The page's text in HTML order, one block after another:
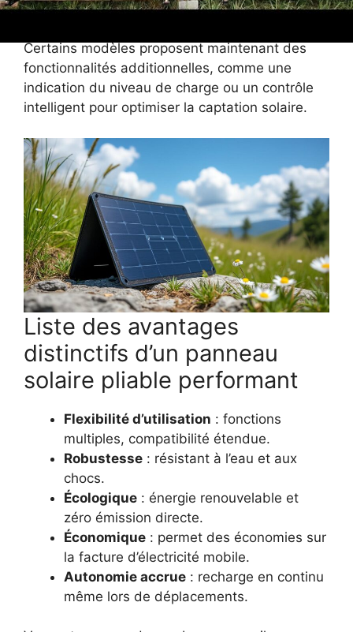
d’assurer la durabilité de l’appareil, même lors
Certains modèles proposent maintenant des
fonctionnalités additionnelles, comme une
indication du niveau de charge ou un contrôle
intelligent pour optimiser la captation solaire.
Liste des avantages
distinctifs d’un panneau
solaire pliable performant
Flexibilité d’utilisation : fonctions
multiples, compatibilité étendue.
Robustesse : résistant à l’eau et aux
chocs.
Écologique : énergie renouvelable et
zéro émission directe.
Économique : permet des économies sur
la facture d’électricité mobile.
Autonomie accrue : recharge en continu
même lors de déplacements.